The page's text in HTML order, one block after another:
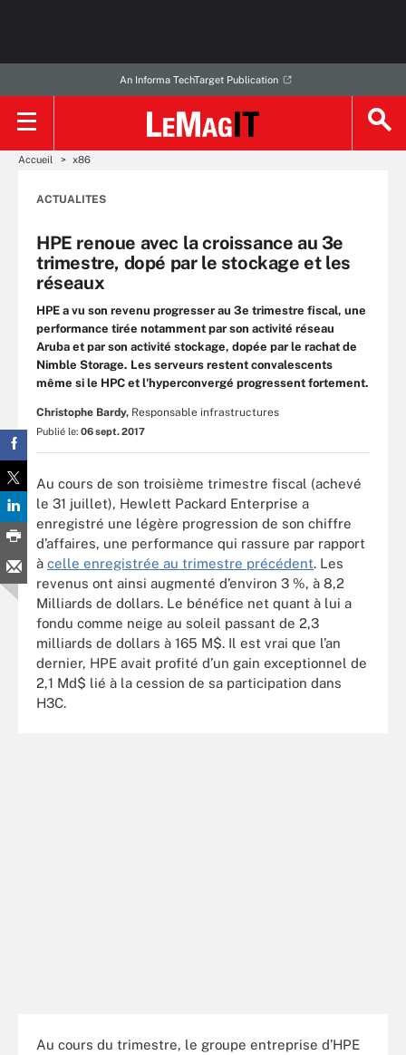
An Informa TechTarget Publication
Accueil x86
ACTUALITES
HPE renoue avec la croissance au 3e
trimestre, dopé par le stockage et les
réseaux
HPE a vu son revenu progresser au 3e trimestre fiscal, une
performance tirée notamment par son activité réseau
Aruba et par son activité stockage, dopée par le rachat de
Nimble Storage. Les serveurs restent convalescents
même si le HPC et l'hyperconvergé progressent fortement.
Christophe Bardy, Responsable infrastructures
Publié le: 06 sept. 2017
Au cours de son troisième trimestre fiscal (achevé
le 31 juillet), Hewlett Packard Enterprise a
enregistré une légère progression de son chiffre
d’affaires, une performance qui rassure par rapport
à celle enregistrée au trimestre précédent. Les
revenus ont ainsi augmenté d’environ 3 %, à 8,2
Milliards de dollars. Le bénéfice net quant à lui a
fondu comme neige au soleil passant de 2,3
milliards de dollars à 165 M$. Il est vrai que l’an
dernier, HPE avait profité d’un gain exceptionnel de
2,1 Md$ lié à la cession de sa participation dans
H3C.
Au cours du trimestre, le groupe entreprise d’HPE